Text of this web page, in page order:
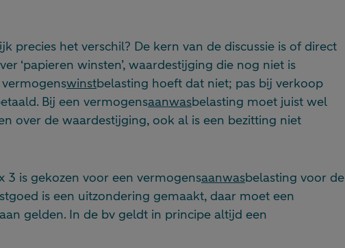
precies het verschil? De kern van de discussie is of direct
‘papieren winsten’, waardestijging die nog niet is
winstbelasting hoeft dat niet; pas bij verkoop
Bij een vermogensaanwasbelasting moet juist wel
over de waardestijging, ook al is een bezitting niet
3 is gekozen voor een vermogensaanwasbelasting voor de
is een uitzondering gemaakt, daar moet een
gelden. In de bv geldt in principe altijd een